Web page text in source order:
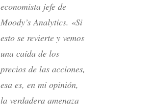
economista jefe de
Moody’s Analytics. «Si
esto se revierte y vemos
una caída de los
precios de las acciones,
esa es, en mi opinión,
la verdadera amenaza